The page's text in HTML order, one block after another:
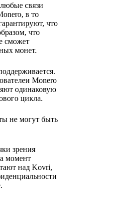
связи
в то
что
что
сможет
монет.
Monero
одинаковую
цикла.
не могут быть
зрения
момент
над Kovri,